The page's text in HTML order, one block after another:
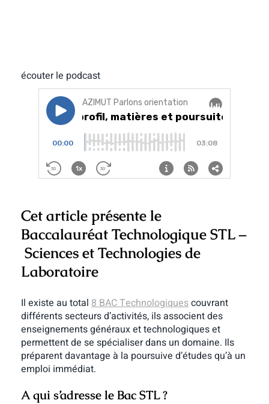
écouter le podcast
Cet article présente le
Baccalauréat TechnologiqueSTL –
Sciences et Technologies de
Laboratoire
Il existe au total 8 BAC Technologiquescouvrant
différents secteurs d’activités, ils associent des
enseignements généraux et technologiques et
permettent de se spécialiser dans un domaine. Ils
préparent davantage à la poursuive d’études qu’à un
emploi immédiat.
A qui s’adresse le Bac STL ?